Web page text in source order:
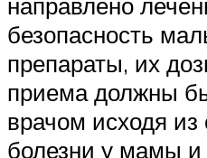
безопасность
препараты, их
приема должны
врачом исходя из
болезни у мамы и